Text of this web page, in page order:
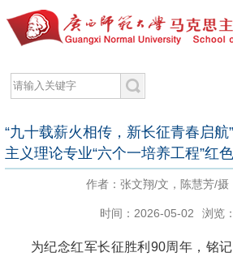
“九十载薪火相传，新长征青春启
主义理论专业“六个一培养工程”红
作者：张文翔/文，陈慧芳/摄
时间：2026-05-02 浏览：
为纪念红军长征胜利90周年，铭